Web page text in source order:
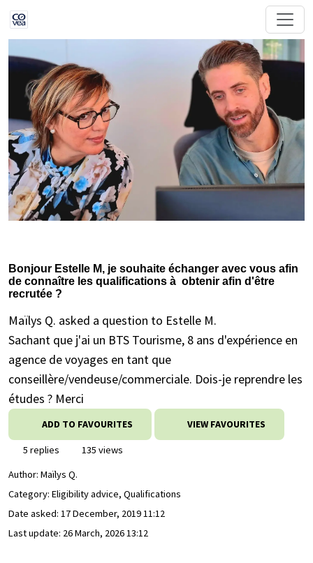
Bonjour Estelle M, je souhaite échanger avec vous afin
de connaître les qualifications à obtenir afin d'être
recrutée ?
Maïlys Q. asked a question to Estelle M.
Sachant que j'ai un BTS Tourisme, 8 ans d'expérience en
agence de voyages en tant que
conseillère/vendeuse/commerciale. Dois-je reprendre les
études ? Merci
ADD TO FAVOURITES VIEW FAVOURITES
5 replies
135 views
Author: Maïlys Q.
Category: Eligibility advice, Qualifications
Date asked: 17 December, 2019 11:12
Last update: 26 March, 2026 13:12